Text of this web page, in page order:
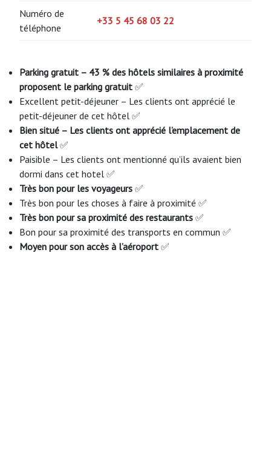
Numéro de
téléphone
+33 5 45 68 03 22
Parking gratuit – 43 % des hôtels similaires à proximité
proposent le parking gratuit ✅
Excellent petit-déjeuner – Les clients ont apprécié le
petit-déjeuner de cet hôtel ✅
Bien situé – Les clients ont apprécié l’emplacement de
cet hôtel✅
Paisible – Les clients ont mentionné qu’ils avaient bien
dormi dans cet hotel ✅
Très bon pour les voyageurs ✅
Très bon pour les choses à faire à proximité ✅
Très bon pour sa proximité des restaurants ✅
Bon pour sa proximité des transports en commun ✅
Moyen pour son accès à l’aéroport ✅